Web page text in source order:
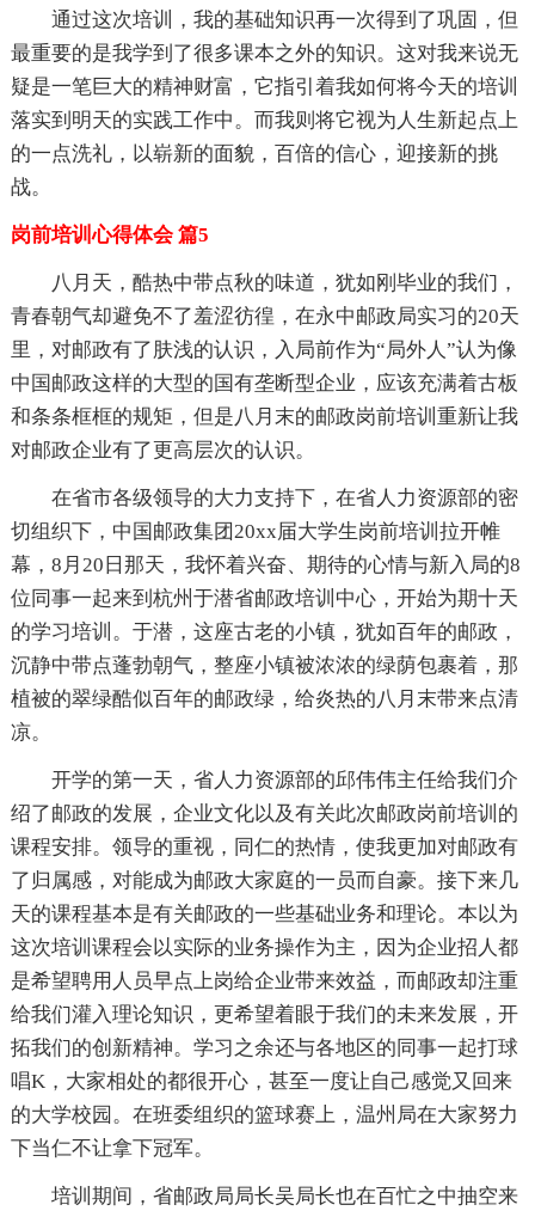
通过这次培训，我的基础知识再一次得到了巩固，但
最重要的是我学到了很多课本之外的知识。这对我来说无
疑是一笔巨大的精神财富，它指引着我如何将今天的培训
落实到明天的实践工作中。而我则将它视为人生新起点上
的一点洗礼，以崭新的面貌，百倍的信心，迎接新的挑
战。
岗前培训心得体会 篇5
八月天，酷热中带点秋的味道，犹如刚毕业的我们，
青春朝气却避免不了羞涩彷徨，在永中邮政局实习的20天
里，对邮政有了肤浅的认识，入局前作为“局外人”认为像
中国邮政这样的大型的国有垄断型企业，应该充满着古板
和条条框框的规矩，但是八月末的邮政岗前培训重新让我
对邮政企业有了更高层次的认识。
在省市各级领导的大力支持下，在省人力资源部的密
切组织下，中国邮政集团20xx届大学生岗前培训拉开帷
幕，8月20日那天，我怀着兴奋、期待的心情与新入局的8
位同事一起来到杭州于潜省邮政培训中心，开始为期十天
的学习培训。于潜，这座古老的小镇，犹如百年的邮政，
沉静中带点蓬勃朝气，整座小镇被浓浓的绿荫包裹着，那
植被的翠绿酷似百年的邮政绿，给炎热的八月末带来点清
凉。
开学的第一天，省人力资源部的邱伟伟主任给我们介
绍了邮政的发展，企业文化以及有关此次邮政岗前培训的
课程安排。领导的重视，同仁的热情，使我更加对邮政有
了归属感，对能成为邮政大家庭的一员而自豪。接下来几
天的课程基本是有关邮政的一些基础业务和理论。本以为
这次培训课程会以实际的业务操作为主，因为企业招人都
是希望聘用人员早点上岗给企业带来效益，而邮政却注重
给我们灌入理论知识，更希望着眼于我们的未来发展，开
拓我们的创新精神。学习之余还与各地区的同事一起打球
唱K，大家相处的都很开心，甚至一度让自己感觉又回来
的大学校园。在班委组织的篮球赛上，温州局在大家努力
下当仁不让拿下冠军。
培训期间，省邮政局局长吴局长也在百忙之中抽空来